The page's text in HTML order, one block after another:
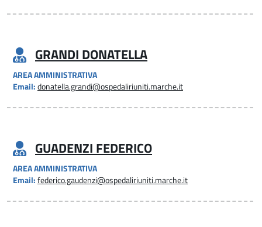
GRANDI DONATELLA
AREA AMMINISTRATIVA
Email: donatella.grandi@ospedaliriuniti.marche.it
GUADENZI FEDERICO
AREA AMMINISTRATIVA
Email: federico.gaudenzi@ospedaliriuniti.marche.it